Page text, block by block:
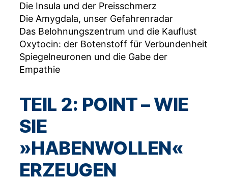
Die Insula und der Preisschmerz
Die Amygdala, unser Gefahrenradar
Das Belohnungszentrum und die Kauflust
Oxytocin: der Botenstoff für Verbundenheit
Spiegelneuronen und die Gabe der
Empathie
TEIL 2: POINT – WIE
SIE
»HABENWOLLEN«
ERZEUGEN